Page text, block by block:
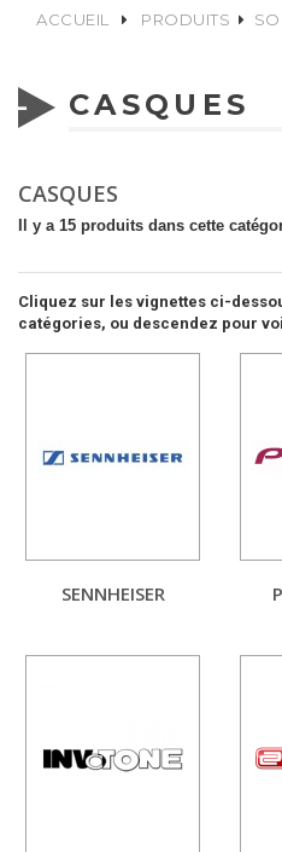
ACCUEIL PRODUITS
CASQUES
CASQUES
Il y a 15 produits dans cette
Cliquez sur les vignettes ci-
catégories, ou descendez pour
SENNHEISER